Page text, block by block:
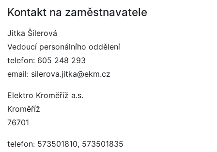
Kontakt na zaměstnavatele
Jitka Šilerová
Vedoucí personálního oddělení
telefon: 605 248 293
email: silerova.jitka@ekm.cz
Elektro Kroměříž a.s.
Kroměříž
76701
telefon: 573501810, 573501835